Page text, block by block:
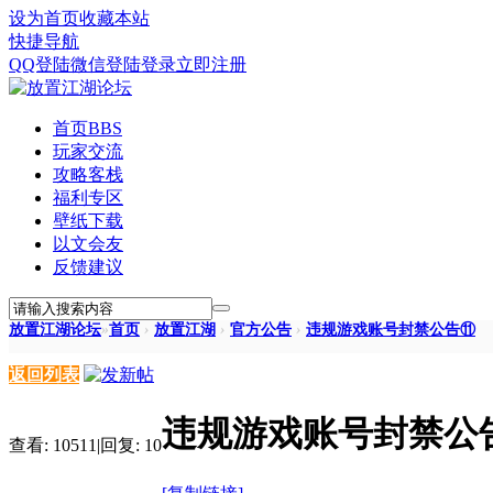
设为首页收藏本站
快捷导航
QQ登陆微信登陆登录立即注册
首页BBS
玩家交流
攻略客栈
福利专区
壁纸下载
以文会友
反馈建议
放置江湖论坛»首页 › 放置江湖 › 官方公告 › 违规游戏账号封禁公告⑪
返回列表
查看: 10511 |回复: 10违规游戏账号封禁